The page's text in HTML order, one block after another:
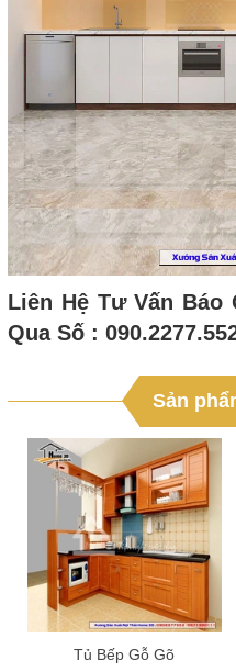
Liên Hệ Tư Vấn Báo
Qua Số :
Sản
Tủ Bếp Gỗ Gõ